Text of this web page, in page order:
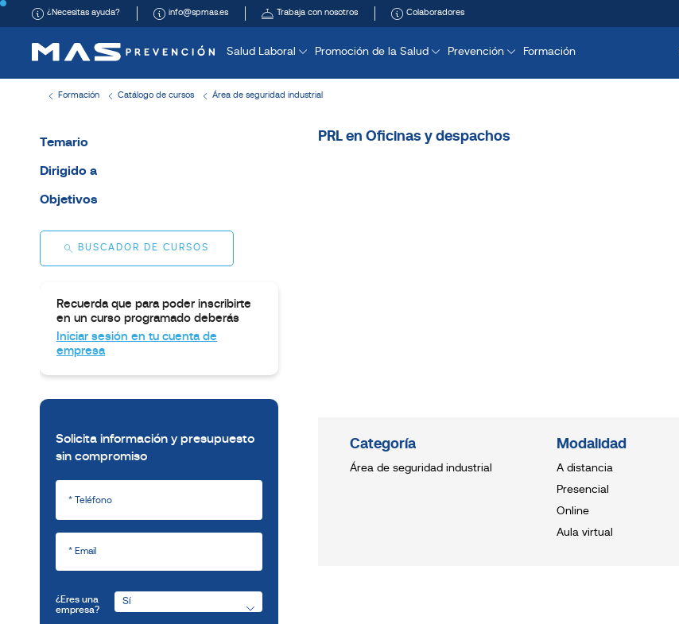
¿Necesitas ayuda? info@spmas.es Trabaja con nosotros Colaboradores
Salud Laboral Promoción de la Salud Prevención Formación
Formación Catálogo de cursos Área de seguridad industrial
Temario
Dirigido a
Objetivos
BUSCADOR DE CURSOS
Recuerda que para poder inscribirte
en un curso programado deberás
Iniciar sesión en tu cuenta de
empresa
Solicita información y presupuesto
sin compromiso
¿Eres una
empresa?
PRL en Oficinas y despachos
Categoría
Área de seguridad industrial
Modalidad
A distancia
Presencial
Online
Aula virtual